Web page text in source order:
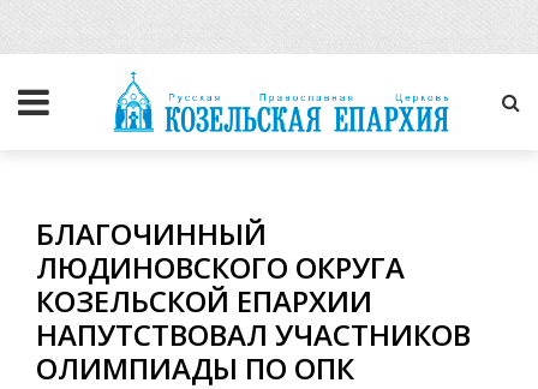
БЛАГОЧИННЫЙ
ЛЮДИНОВСКОГО ОКРУГА
КОЗЕЛЬСКОЙ ЕПАРХИИ
НАПУТСТВОВАЛ УЧАСТНИКОВ
ОЛИМПИАДЫ ПО ОПК